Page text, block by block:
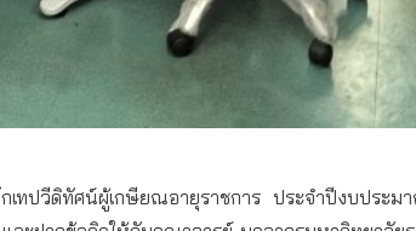
เทปวีดิทัศน์ผู้เกษียณอายุราชการ ประจำปีงบประม